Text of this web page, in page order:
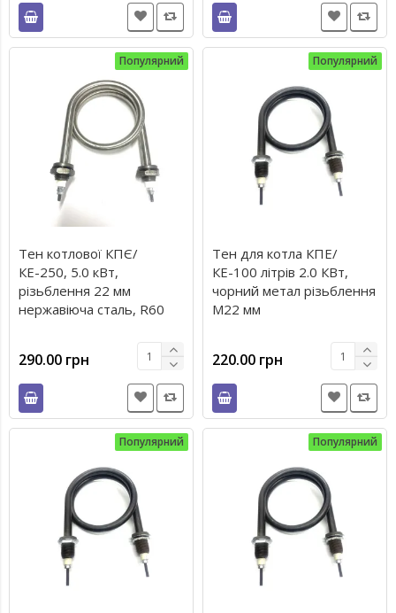
Популярний
Тен котлової КПЄ/
КЕ-250, 5.0 кВт,
різьблення 22 мм
нержавіюча сталь, R60
290.00 грн
Популярний
Тен для котла КПЕ/
КЕ-100 літрів 2.0 КВт,
чорний метал різьблення
М22 мм
220.00 грн
Популярний Популярний